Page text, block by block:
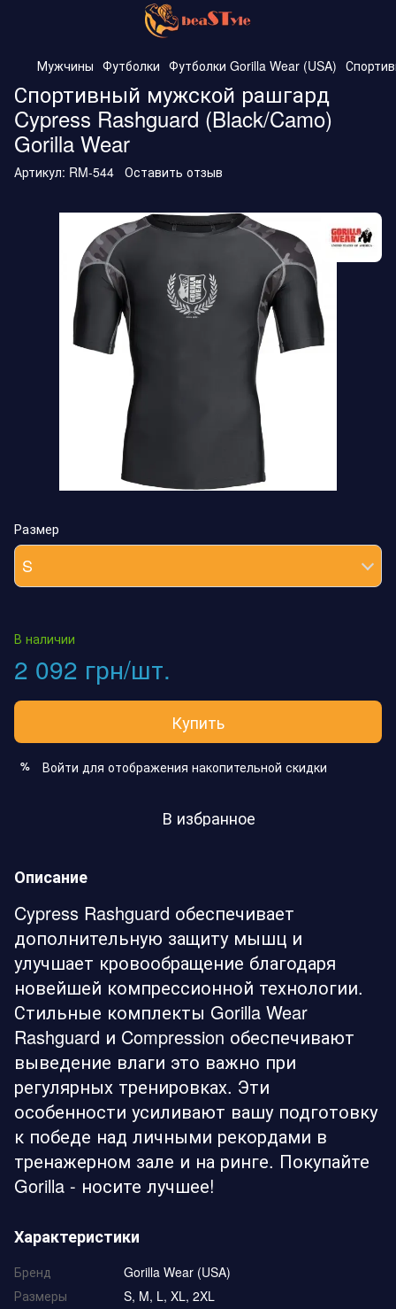
Мужчины Футболки Футболки Gorilla Wear (USA)
Спортивный мужской рашгард
Cypress Rashguard (Black/Camo)
Gorilla Wear
Артикул: RM-544 Оставить отзыв
Размер
S
В наличии
2 092 грн/шт.
Купить
% Войти для отображения накопительной скидки
В избранное
Описание
Cypress Rashguard обеспечивает
дополнительную защиту мышц и
улучшает кровообращение благодаря
новейшей компрессионной технологии.
Стильные комплекты Gorilla Wear
Rashguard и Compression обеспечивают
выведение влаги это важно при
регулярных тренировках. Эти
особенности усиливают вашу подготовку
к победе над личными рекордами в
тренажерном зале и на ринге. Покупайте
Gorilla - носите лучшее!
Характеристики
Бренд
Gorilla Wear (USA)
Размеры
S, M, L, XL, 2XL